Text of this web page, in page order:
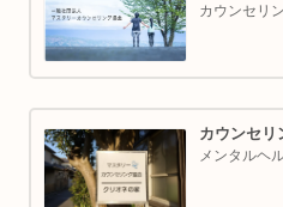
カウンセリ
カウンセリ
メンタルヘ